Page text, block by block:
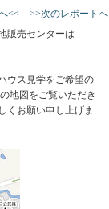
<<
>>次のレポートへ
販売センターは
ウス見学をご希望の
地図をご覧いただき
くお願い申し上げま